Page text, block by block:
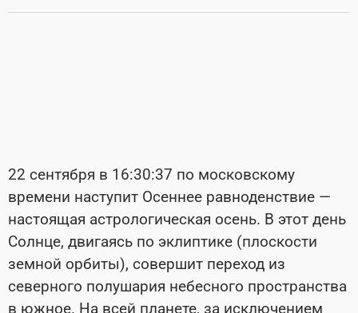
22 сентября в 16:30:37 по московскому
времени наступит Осеннее равноденствие —
настоящая астрологическая осень. В этот день
Солнце, двигаясь по эклиптике (плоскости
земной орбиты), совершит переход из
северного полушария небесного пространства
в южное. На всей планете, за исключением